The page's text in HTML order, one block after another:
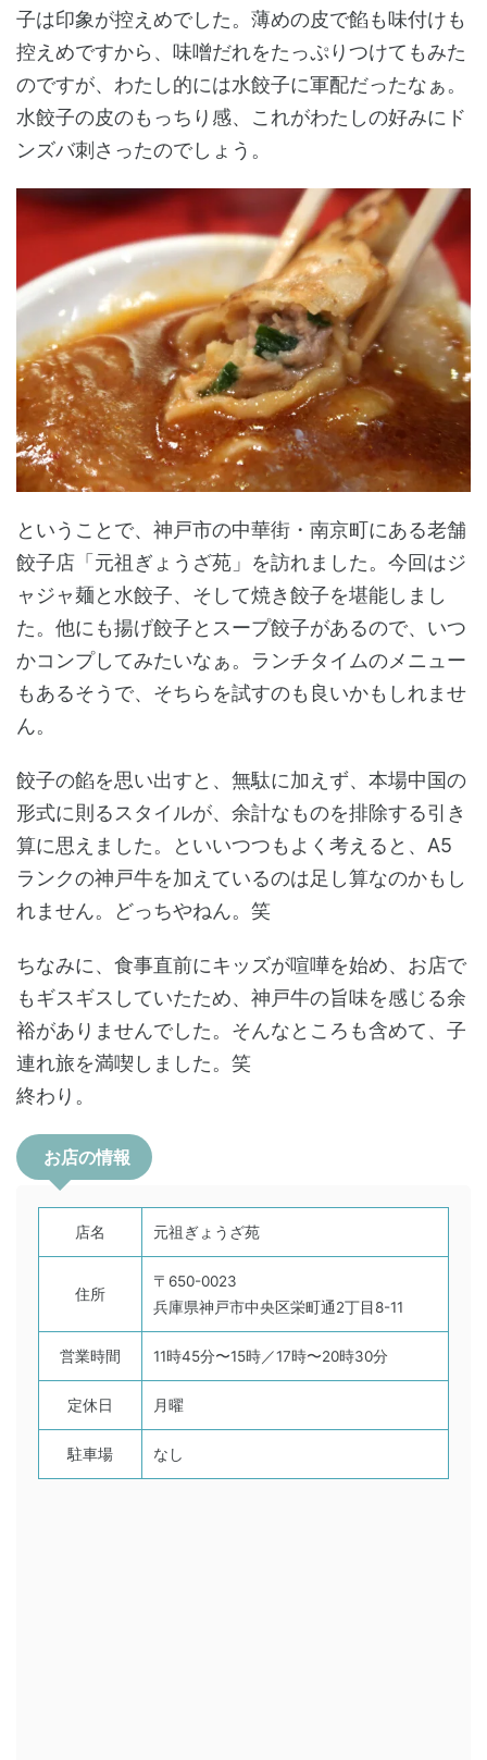
子は印象が控えめでした。薄めの皮で餡も味付けも
控えめですから、味噌だれをたっぷりつけてもみた
のですが、わたし的には水餃子に軍配だったなぁ。
水餃子の皮のもっちり感、これがわたしの好みにド
ンズバ刺さったのでしょう。
ということで、神戸市の中華街・南京町にある老舗
餃子店「元祖ぎょうざ苑」を訪れました。今回はジ
ャジャ麺と水餃子、そして焼き餃子を堪能しまし
た。他にも揚げ餃子とスープ餃子があるので、いつ
かコンプしてみたいなぁ。ランチタイムのメニュー
もあるそうで、そちらを試すのも良いかもしれませ
ん。
餃子の餡を思い出すと、無駄に加えず、本場中国の
形式に則るスタイルが、余計なものを排除する引き
算に思えました。といいつつもよく考えると、A5
ランクの神戸牛を加えているのは足し算なのかもし
れません。どっちやねん。笑
ちなみに、食事直前にキッズが喧嘩を始め、お店で
もギスギスしていたため、神戸牛の旨味を感じる余
裕がありませんでした。そんなところも含めて、子
連れ旅を満喫しました。笑
終わり。
お店の情報
店名 元祖ぎょうざ苑
住所
〒650-0023
兵庫県神戸市中央区栄町通2丁目8-11
営業時間 11時45分〜15時／17時〜20時30分
定休日 月曜
駐車場 なし